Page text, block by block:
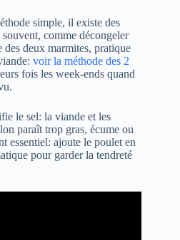
simple, il existe des
comme décongeler
des deux marmites, pratique
voir la méthode des 2
fois les week-ends quand
le sel: la viande et les
paraît trop gras, écume ou
essentiel: ajoute le poulet en
pour garder la tendreté